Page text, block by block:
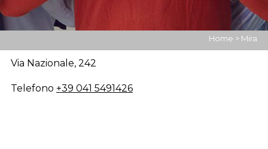
Home > Mira
Via Nazionale, 242
Telefono +39 041 5491426